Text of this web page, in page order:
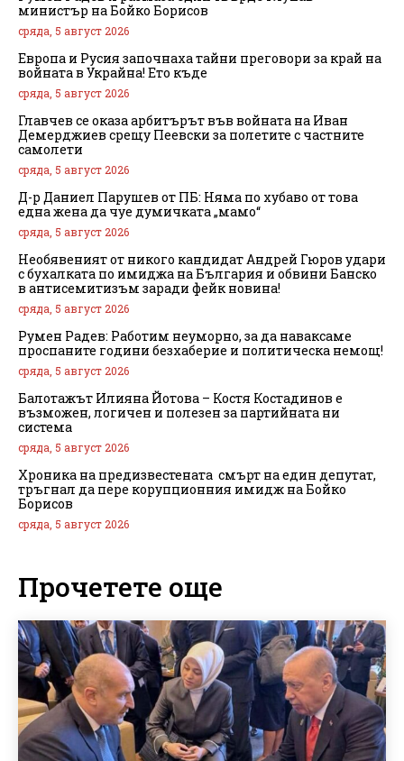
министър на Бойко Борисов
сряда, 5 август 2026
Европа и Русия започнаха тайни преговори за край на
войната в Украйна! Ето къде
сряда, 5 август 2026
Главчев се оказа арбитърът във войната на Иван
Демерджиев срещу Пеевски за полетите с частните
самолети
сряда, 5 август 2026
Д-р Даниел Парушев от ПБ: Няма по хубаво от това
една жена да чуе думичката „мамо“
сряда, 5 август 2026
Необявеният от никого кандидат Андрей Гюров удари
с бухалката по имиджа на България и обвини Банско
в антисемитизъм заради фейк новина!
сряда, 5 август 2026
Румен Радев: Работим неуморно, за да наваксаме
проспаните години безхаберие и политическа немощ!
сряда, 5 август 2026
Балотажът Илияна Йотова – Костя Костадинов е
възможен, логичен и полезен за партийната ни
система
сряда, 5 август 2026
Хроника на предизвестената смърт на един депутат,
тръгнал да пере корупционния имидж на Бойко
Борисов
сряда, 5 август 2026
Прочетете още